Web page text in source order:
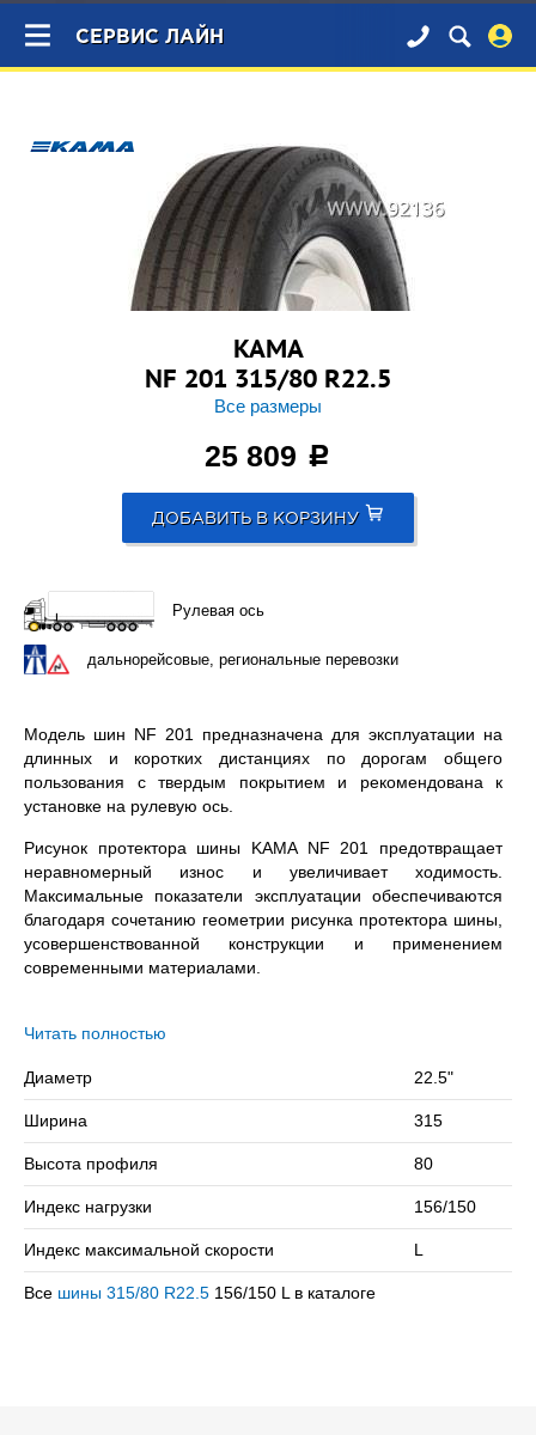
×
СЕРВИС ЛАЙН
KAMA
NF 201 315/80 R22.5
Все размеры
25 809 c
ДОБАВИТЬ В КОРЗИНУ
Рулевая ось
дальнорейсовые, региональные перевозки
Модель шин NF 201 предназначена для эксплуатации на
длинных и коротких дистанциях по дорогам общего
пользования с твердым покрытием и рекомендована к
установке на рулевую ось.
Рисунок протектора шины KAMA NF 201 предотвращает
неравномерный износ и увеличивает ходимость.
Максимальные показатели эксплуатации обеспечиваются
благодаря сочетанию геометрии рисунка протектора шины,
усовершенствованной конструкции и применением
современными материалами.
шина с допустимой нагрузкой 4000 / 3350 кг. на колесо
скоростью в 120 км/ч.
Сомневаетесь в выборе? Позвоните нам – подберем
подходящий вариант!
Читать полностью
Диаметр 22.5"
Ширина 315
Высота профиля 80
Индекс нагрузки 156/150
Индекс максимальной скорости L
Все шины 315/80 R22.5 156/150 L в каталоге